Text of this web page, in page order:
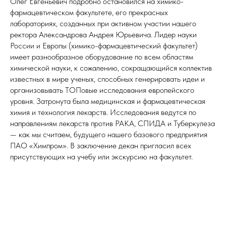
фармацевтическом факультете, его прекрасных
лабораториях, созданных при активном участии нашего
ректора Александрова Андрея Юрьевича. Лидер науки
России и Европы (химико-фармацевтический факультет)
имеет разнообразное оборудование по всем областям
химической науки, к сожалению, сокращающийся коллектив
известных в мире ученых, способных генерировать идеи и
организовывать ТОПовые исследования европейского
уровня. Затронута была медицинская и фармацевтическая
химия и технология лекарств. Исследования ведутся по
направлениям лекарств против РАКА, СПИДА и Туберкулеза
— как мы считаем, будущего нашего базового предприятия
ПАО «Химпром». В заключение декан пригласил всех
присутствующих на учебу или экскурсию на факультет.